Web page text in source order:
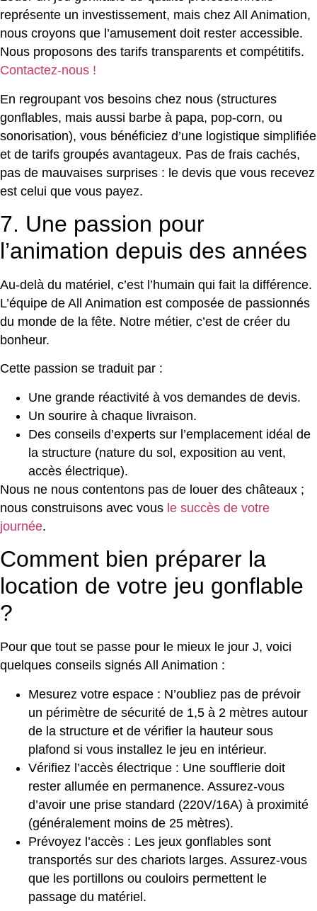
représente un investissement, mais chez All Animation,
nous croyons que l’amusement doit rester accessible.
Nous proposons des tarifs transparents et compétitifs.
Contactez-nous !
En regroupant vos besoins chez nous (structures
gonflables, mais aussi barbe à papa, pop-corn, ou
sonorisation), vous bénéficiez d’une logistique simplifiée
et de tarifs groupés avantageux. Pas de frais cachés,
pas de mauvaises surprises : le devis que vous recevez
est celui que vous payez.
7. Une passion pour
l’animation depuis des années
Au-delà du matériel, c’est l’humain qui fait la différence.
L’équipe de All Animation est composée de passionnés
du monde de la fête. Notre métier, c’est de créer du
bonheur.
Cette passion se traduit par :
Une grande réactivité à vos demandes de devis.
Un sourire à chaque livraison.
Des conseils d’experts sur l’emplacement idéal de
la structure (nature du sol, exposition au vent,
accès électrique).
Nous ne nous contentons pas de louer des châteaux ;
nous construisons avec vous le succès de votre
journée.
Comment bien préparer la
location de votre jeu gonflable
?
Pour que tout se passe pour le mieux le jour J, voici
quelques conseils signés All Animation :
Mesurez votre espace : N’oubliez pas de prévoir
un périmètre de sécurité de 1,5 à 2 mètres autour
de la structure et de vérifier la hauteur sous
plafond si vous installez le jeu en intérieur.
Vérifiez l’accès électrique : Une soufflerie doit
rester allumée en permanence. Assurez-vous
d’avoir une prise standard (220V/16A) à proximité
(généralement moins de 25 mètres).
Prévoyez l’accès : Les jeux gonflables sont
transportés sur des chariots larges. Assurez-vous
que les portillons ou couloirs permettent le
passage du matériel.